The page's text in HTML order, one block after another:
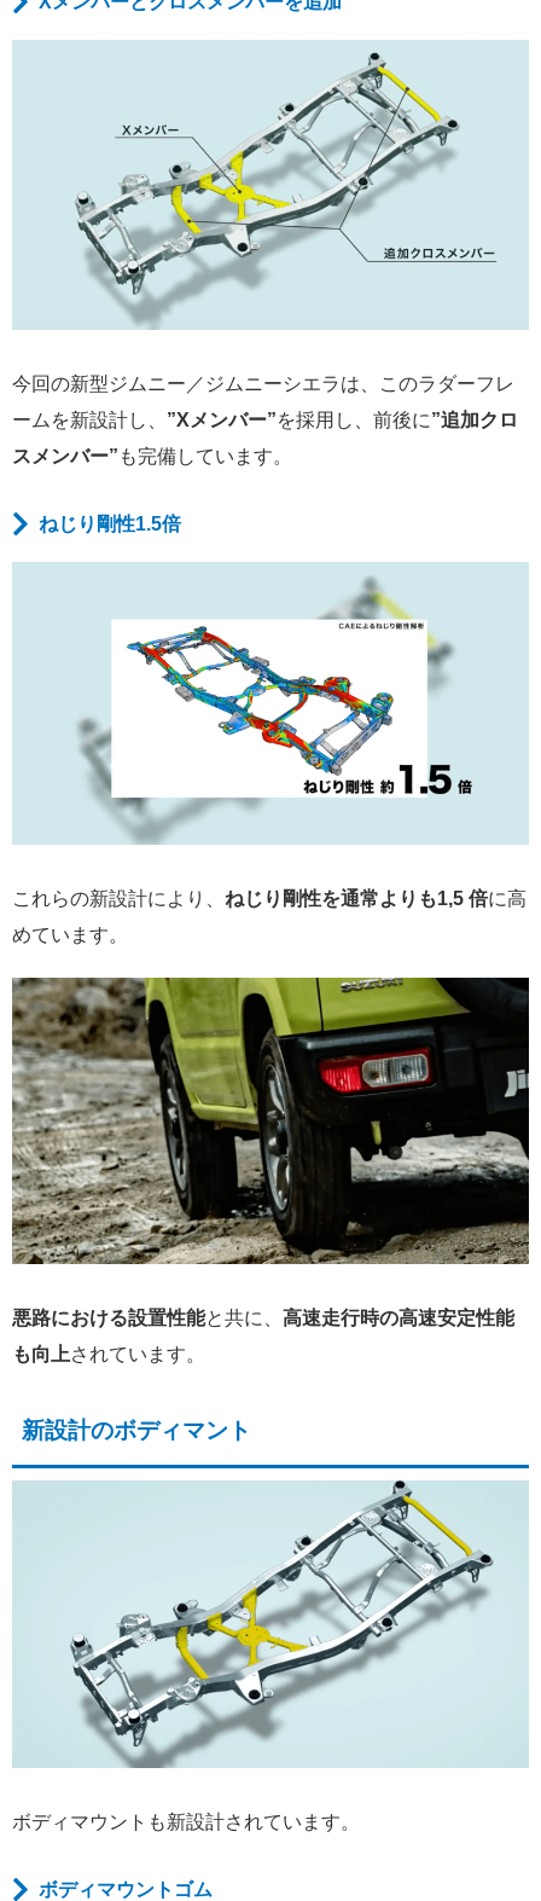
今回の新型ジムニー／ジムニーシエラは、このラダーフレ
ームを新設計し、 ”Xメンバー”を採用し、前後に”追加クロ
スメンバー” も完備しています。
ねじり剛性1.5倍
これらの新設計により、 ねじり剛性を通常よりも1,5 倍に高
めています。
悪路における設置性能と共に、 高速走行時の高速安定性能
も向上されています。
新設計のボディマント
ボディマウントも新設計されています。
ボディマウントゴム